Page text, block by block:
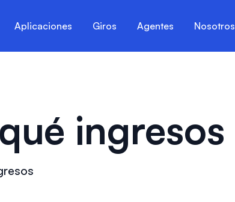
Aplicaciones Giros Agentes Nosotros
ingresos